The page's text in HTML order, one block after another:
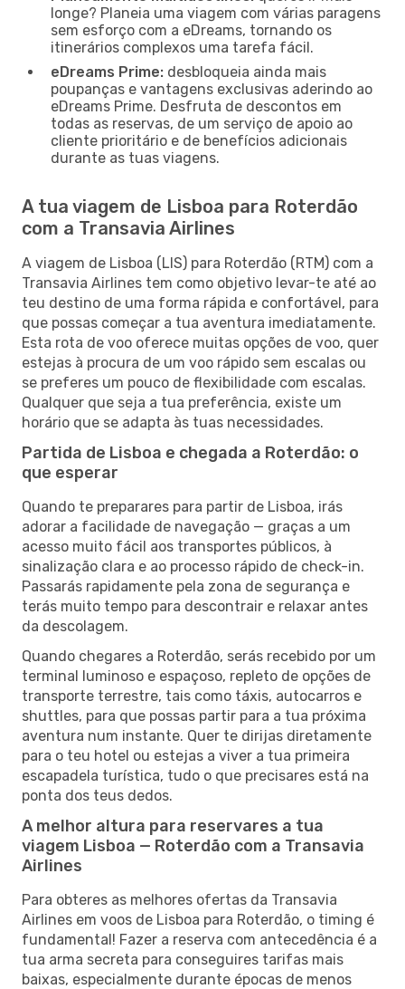
longe? Planeia uma viagem com várias paragens
sem esforço com a eDreams, tornando os
itinerários complexos uma tarefa fácil.
eDreams Prime: desbloqueia ainda mais
poupanças e vantagens exclusivas aderindo ao
eDreams Prime. Desfruta de descontos em
todas as reservas, de um serviço de apoio ao
cliente prioritário e de benefícios adicionais
durante as tuas viagens.
A tua viagem de Lisboa para Roterdão
com a Transavia Airlines
A viagem de Lisboa (LIS) para Roterdão (RTM) com a
Transavia Airlines tem como objetivo levar-te até ao
teu destino de uma forma rápida e confortável, para
que possas começar a tua aventura imediatamente.
Esta rota de voo oferece muitas opções de voo, quer
estejas à procura de um voo rápido sem escalas ou
se preferes um pouco de flexibilidade com escalas.
Qualquer que seja a tua preferência, existe um
horário que se adapta às tuas necessidades.
Partida de Lisboa e chegada a Roterdão: o
que esperar
Quando te preparares para partir de Lisboa, irás
adorar a facilidade de navegação — graças a um
acesso muito fácil aos transportes públicos, à
sinalização clara e ao processo rápido de check-in.
Passarás rapidamente pela zona de segurança e
terás muito tempo para descontrair e relaxar antes
da descolagem.
Quando chegares a Roterdão, serás recebido por um
terminal luminoso e espaçoso, repleto de opções de
transporte terrestre, tais como táxis, autocarros e
shuttles, para que possas partir para a tua próxima
aventura num instante. Quer te dirijas diretamente
para o teu hotel ou estejas a viver a tua primeira
escapadela turística, tudo o que precisares está na
ponta dos teus dedos.
A melhor altura para reservares a tua
viagem Lisboa — Roterdão com a Transavia
Airlines
Para obteres as melhores ofertas da Transavia
Airlines em voos de Lisboa para Roterdão, o timing é
fundamental! Fazer a reserva com antecedência é a
tua arma secreta para conseguires tarifas mais
baixas, especialmente durante épocas de menos